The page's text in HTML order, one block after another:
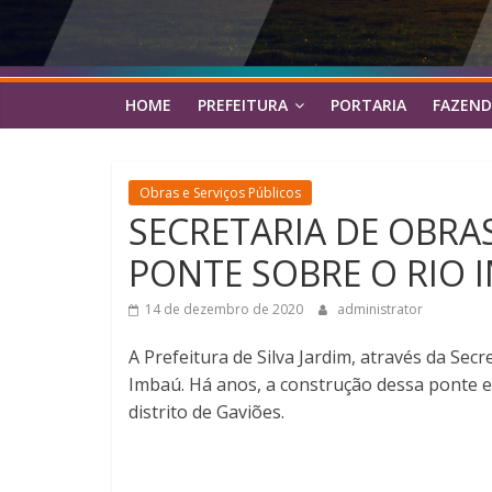
HOME PREFEITURA PORTARIA
Obras e Serviços Públicos
SECRETARIA DE
PONTE SOBRE O RIO
14 de dezembro de 2020 administrator
A Prefeitura de Silva Jardim, através da
Imbaú. Há anos, a construção dessa ponte
distrito de Gaviões.